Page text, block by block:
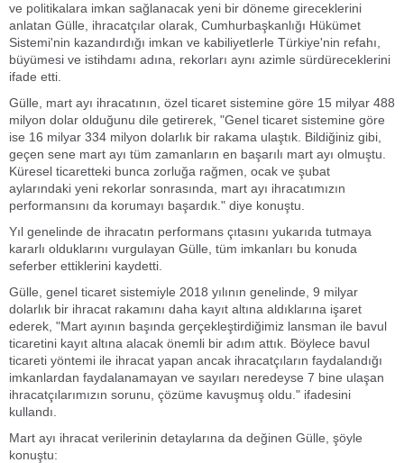
ve politikalara imkan sağlanacak yeni bir döneme gireceklerini
anlatan Gülle, ihracatçılar olarak, Cumhurbaşkanlığı Hükümet
Sistemi'nin kazandırdığı imkan ve kabiliyetlerle Türkiye'nin refahı,
büyümesi ve istihdamı adına, rekorları aynı azimle sürdüreceklerini
ifade etti.
Gülle, mart ayı ihracatının, özel ticaret sistemine göre 15 milyar 488
milyon dolar olduğunu dile getirerek, "Genel ticaret sistemine göre
ise 16 milyar 334 milyon dolarlık bir rakama ulaştık. Bildiğiniz gibi,
geçen sene mart ayı tüm zamanların en başarılı mart ayı olmuştu.
Küresel ticaretteki bunca zorluğa rağmen, ocak ve şubat
aylarındaki yeni rekorlar sonrasında, mart ayı ihracatımızın
performansını da korumayı başardık." diye konuştu.
Yıl genelinde de ihracatın performans çıtasını yukarıda tutmaya
kararlı olduklarını vurgulayan Gülle, tüm imkanları bu konuda
seferber ettiklerini kaydetti.
Gülle, genel ticaret sistemiyle 2018 yılının genelinde, 9 milyar
dolarlık bir ihracat rakamını daha kayıt altına aldıklarına işaret
ederek, "Mart ayının başında gerçekleştirdiğimiz lansman ile bavul
ticaretini kayıt altına alacak önemli bir adım attık. Böylece bavul
ticareti yöntemi ile ihracat yapan ancak ihracatçıların faydalandığı
imkanlardan faydalanamayan ve sayıları neredeyse 7 bine ulaşan
ihracatçılarımızın sorunu, çözüme kavuşmuş oldu." ifadesini
kullandı.
Mart ayı ihracat verilerinin detaylarına da değinen Gülle, şöyle
konuştu: